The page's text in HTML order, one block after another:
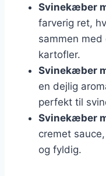
Svinekæber
farverig ret,
sammen
kartofler.
Svinekæber
en dejlig
perfekt til
Svinekæber
cremet
og fyldig.